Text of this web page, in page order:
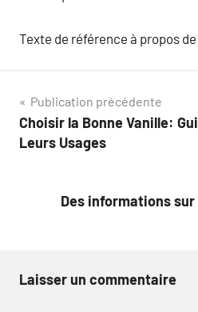
Texte de référence à propos de
Navigation
de
Publication précédente
Choisir la Bonne Vanille:
Leurs Usages
Des informations
Laisser un commentaire